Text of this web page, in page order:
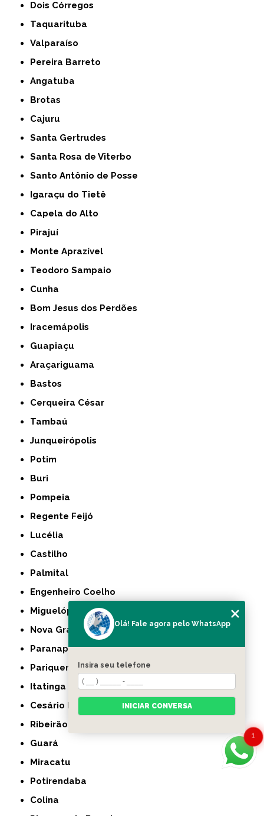
Dois Córregos
Taquarituba
Valparaíso
Pereira Barreto
Angatuba
Brotas
Cajuru
Santa Gertrudes
Santa Rosa de Viterbo
Santo Antônio de Posse
Igaraçu do Tietê
Capela do Alto
Pirajuí
Monte Aprazível
Teodoro Sampaio
Cunha
Bom Jesus dos Perdões
Iracemápolis
Guapiaçu
Araçariguama
Bastos
Cerqueira César
Tambaú
Junqueirópolis
Potim
Buri
Pompeia
Regente Feijó
Lucélia
Castilho
Palmital
Engenheiro Coelho
Miguelópolis
Nova Granada
Paranapanema
Pariquera-Açu
Itatinga
Cesário Lange
Ribeirão Branco
Guará
Miracatu
Potirendaba
Colina
1
Olá! Fale agora pelo WhatsApp
Insira seu telefone
INICIAR CONVERSA